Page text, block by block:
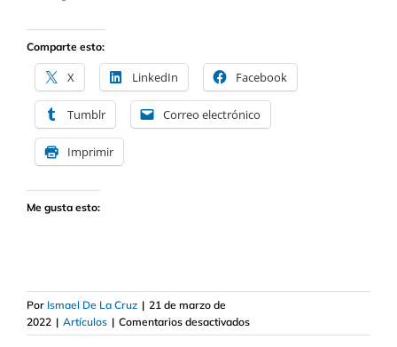
Comparte esto:
X LinkedIn Facebook
Tumblr Correo electrónico
Imprimir
Me gusta esto:
Por Ismael De La Cruz | 21 de marzo de
2022 | Artículos | Comentarios desactivadosen
Las